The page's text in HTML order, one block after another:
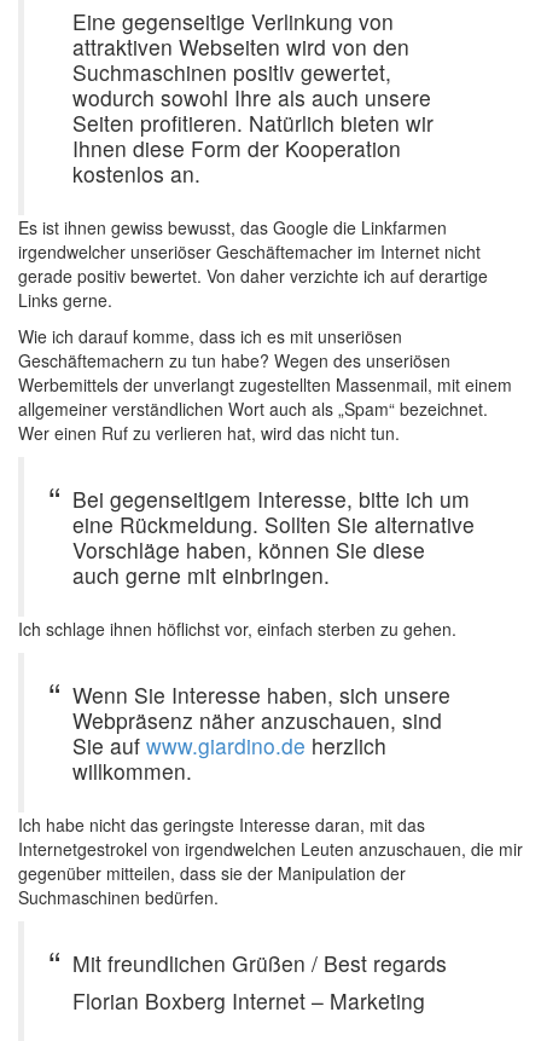
Eine gegenseitige Verlinkung von
attraktiven Webseiten wird von den
Suchmaschinen positiv gewertet,
wodurch sowohl Ihre als auch unsere
Seiten profitieren. Natürlich bieten wir
Ihnen diese Form der Kooperation
kostenlos an.
Es ist ihnen gewiss bewusst, das Google die Linkfarmen
irgendwelcher unseriöser Geschäftemacher im Internet nicht
gerade positiv bewertet. Von daher verzichte ich auf derartige
Links gerne.
Wie ich darauf komme, dass ich es mit unseriösen
Geschäftemachern zu tun habe? Wegen des unseriösen
Werbemittels der unverlangt zugestellten Massenmail, mit einem
allgemeiner verständlichen Wort auch als „Spam“ bezeichnet.
Wer einen Ruf zu verlieren hat, wird das nicht tun.
Bei gegenseitigem Interesse, bitte ich um
eine Rückmeldung. Sollten Sie alternative
Vorschläge haben, können Sie diese
auch gerne mit einbringen.
Ich schlage ihnen höflichst vor, einfach sterben zu gehen.
Wenn Sie Interesse haben, sich unsere
Webpräsenz näher anzuschauen, sind
Sie auf www.giardino.de herzlich
willkommen.
Ich habe nicht das geringste Interesse daran, mit das
Internetgestrokel von irgendwelchen Leuten anzuschauen, die mir
gegenüber mitteilen, dass sie der Manipulation der
Suchmaschinen bedürfen.
Mit freundlichen Grüßen / Best regards
Florian Boxberg Internet – Marketing